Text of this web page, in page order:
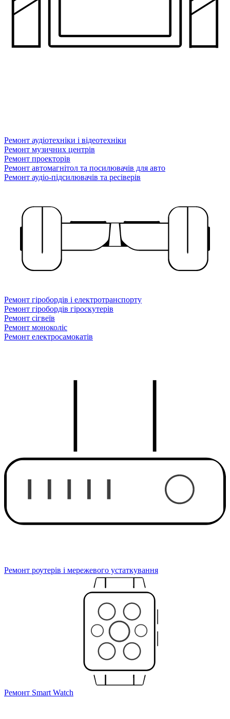
Ремонт аудіотехніки і відеотехніки
Ремонт музичних центрів
Ремонт проекторів
Ремонт автомагнітол та посилювачів для авто
Ремонт аудіо-підсилювачів та ресіверів
Ремонт гіробордів і електротранспорту
Ремонт гіробордів гіроскутерів
Ремонт сігвеїв
Ремонт моноколіс
Ремонт електросамокатів
Ремонт роутерів і мережевого устаткування
Ремонт Smart Watch